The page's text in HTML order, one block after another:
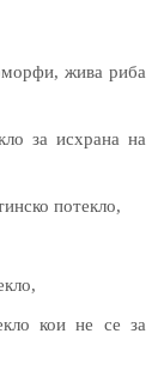
жива риба
за исхрана на
потекло,
кои не се за